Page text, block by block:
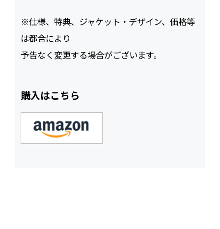
※仕様、特典、ジャケット・デザイン、価格等
は都合により
予告なく変更する場合がございます。
購入はこちら